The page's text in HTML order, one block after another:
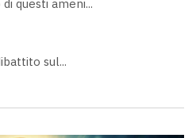
questi ameni...
sul...